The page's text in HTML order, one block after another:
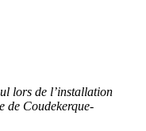
lors de l’installation
de Coudekerque-